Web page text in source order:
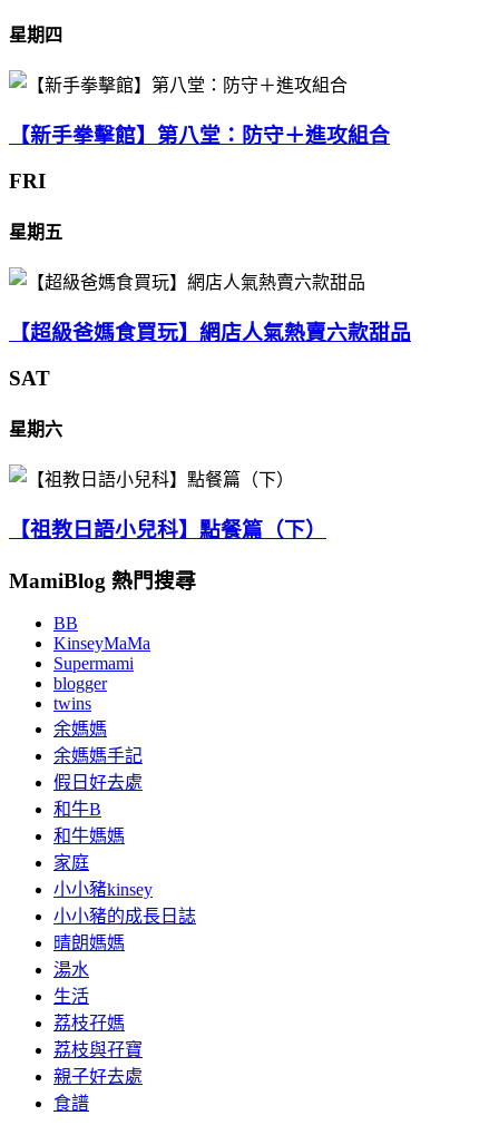
星期四
【新手拳擊館】第八堂：防守＋進攻組合
FRI
星期五
【超級爸媽食買玩】網店人氣熱賣六款甜品
SAT
星期六
【祖教日語小兒科】點餐篇（下）
MamiBlog 熱門搜尋
BB
KinseyMaMa
Supermami
blogger
twins
余媽媽
余媽媽手記
假日好去處
和牛B
和牛媽媽
家庭
小小豬kinsey
小小豬的成長日誌
晴朗媽媽
湯水
生活
荔枝孖媽
荔枝與孖寶
親子好去處
食譜